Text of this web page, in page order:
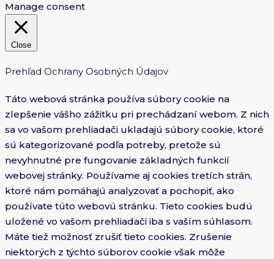
Manage consent
Close
Prehľad Ochrany Osobných Údajov
Táto webová stránka používa súbory cookie na
zlepšenie vášho zážitku pri prechádzaní webom. Z nich
sa vo vašom prehliadači ukladajú súbory cookie, ktoré
sú kategorizované podľa potreby, pretože sú
nevyhnutné pre fungovanie základných funkcií
webovej stránky. Používame aj cookies tretích strán,
ktoré nám pomáhajú analyzovať a pochopiť, ako
používate túto webovú stránku. Tieto cookies budú
uložené vo vašom prehliadači iba s vaším súhlasom.
Máte tiež možnosť zrušiť tieto cookies. Zrušenie
niektorých z týchto súborov cookie však môže